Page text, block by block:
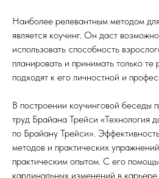
Наиболее релевантным методом
является коучинг. Он даст
использовать способность
планировать и принимать только
подходят к его личностной и
В построении коучинговой беседы
труд Брайана Трейси «Технология
по Брайану Трейси».
методов и практических
практическим опытом. С его
кардинальных изменений в